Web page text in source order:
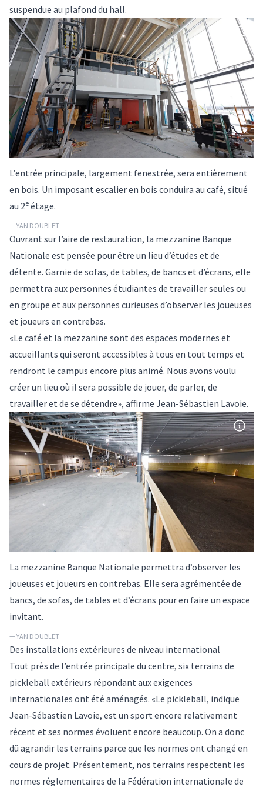
suspendue au plafond du hall.
L’entrée principale, largement fenestrée, sera entièrement
en bois. Un imposant escalier en bois conduira au café, situé
au 2e étage.
— YAN DOUBLET
Ouvrant sur l’aire de restauration, la mezzanine Banque
Nationale est pensée pour être un lieu d’études et de
détente. Garnie de sofas, de tables, de bancs et d’écrans, elle
permettra aux personnes étudiantes de travailler seules ou
en groupe et aux personnes curieuses d’observer les joueuses
et joueurs en contrebas.
«Le café et la mezzanine sont des espaces modernes et
accueillants qui seront accessibles à tous en tout temps et
rendront le campus encore plus animé. Nous avons voulu
créer un lieu où il sera possible de jouer, de parler, de
travailler et de se détendre», affirme Jean-Sébastien Lavoie.
La mezzanine Banque Nationale permettra d’observer les
joueuses et joueurs en contrebas. Elle sera agrémentée de
bancs, de sofas, de tables et d’écrans pour en faire un espace
invitant.
— YAN DOUBLET
Des installations extérieures de niveau international
Tout près de l’entrée principale du centre, six terrains de
pickleball extérieurs répondant aux exigences
internationales ont été aménagés. «Le pickleball, indique
Jean-Sébastien Lavoie, est un sport encore relativement
récent et ses normes évoluent encore beaucoup. On a donc
dû agrandir les terrains parce que les normes ont changé en
cours de projet. Présentement, nos terrains respectent les
normes réglementaires de la Fédération internationale de